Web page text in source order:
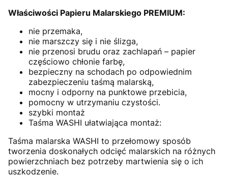
Właściwości Papieru Malarskiego PREMIUM:
nie przemaka,
nie marszczy się i nie ślizga,
nie przenosi brudu oraz zachlapań – papier
częściowo chłonie farbę,
bezpieczny na schodach po odpowiednim
zabezpieczeniu taśmą malarską,
mocny i odporny na punktowe przebicia,
pomocny w utrzymaniu czystości.
szybki montaż
Taśma WASHI ułatwiająca montaż:
Taśma malarska WASHI to przełomowy sposób
tworzenia doskonałych odcięć malarskich na różnych
powierzchniach bez potrzeby martwienia się o ich
uszkodzenie.